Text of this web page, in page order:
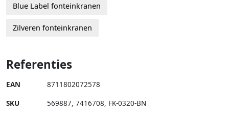
Blue Label fonteinkranen
Zilveren fonteinkranen
Referenties
EAN 8711802072578
SKU 569887, 7416708, FK-0320-BN